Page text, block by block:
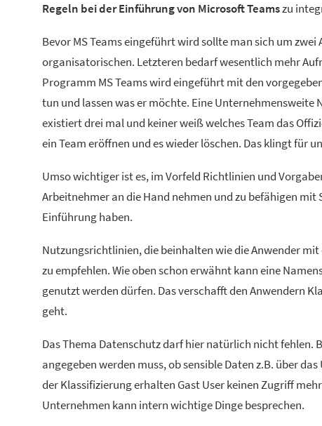
Regeln bei der Einführung von Microsoft Teamszu
Bevor MS Teams eingeführt wird sollte man sich um
organisatorischen. Letzteren bedarf wesentlich mehr
Programm MS Teams wird eingeführt mit den
tun und lassen was er möchte. Eine
existiert drei mal und keiner weiß welches Team das
ein Team eröffnen und es wieder löschen. Das klingt für
Umso wichtiger ist es, im Vorfeld Richtlinien und
Arbeitnehmer an die Hand nehmen und zu befähigen
Einführung haben.
Nutzungsrichtlinien, die beinhalten wie die Anwender
zu empfehlen. Wie oben schon erwähnt kann eine
genutzt werden dürfen. Das verschafft den Anwendern
geht.
Das Thema Datenschutz darf hier natürlich nicht fehlen.
angegeben werden muss, ob sensible Daten z.B. über
der Klassifizierung erhalten Gast User keinen Zugriff
Unternehmen kann intern wichtige Dinge besprechen.